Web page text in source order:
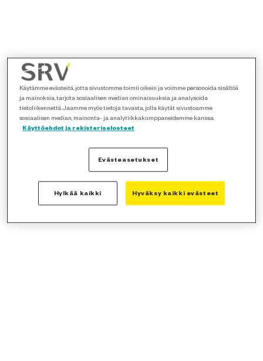
Käytämme evästeitä, jotta sivustomme toimii oikein ja voimme personoida sisältöä
ja mainoksia, tarjota sosiaalisen median ominaisuuksia ja analysoida
tietoliikennettä. Jaamme myös tietoja tavasta, jolla käytät sivustoamme
sosiaalisen median, mainonta- ja analytiikkakumppaneidemme kanssa.
Käyttöehdot ja rekisteriselosteet
Evästeasetukset
Hylkää kaikki Hyväksy kaikki evästeet